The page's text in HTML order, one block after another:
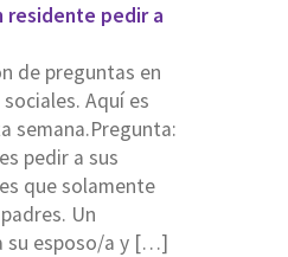
residente pedir a
de preguntas en
Aquí es
semana.Pregunta:
pedir a sus
que solamente
Un
su esposo/a y […]